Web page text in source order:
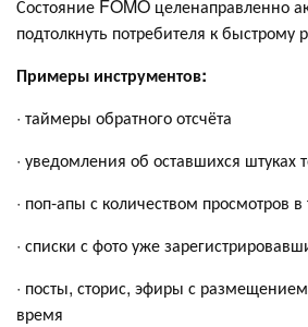
Состояние FOMO целенаправленно
подтолкнуть потребителя к
Примеры инструментов:
· таймеры обратного отсчёта
· уведомления об оставшихся штуках
· поп‑апы с количеством просмотров
· списки с фото уже
· посты, сторис, эфиры с
время